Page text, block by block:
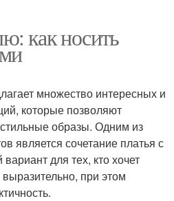
как носить
множество интересных и
которые позволяют
образы. Одним из
является сочетание платья с
для тех, кто хочет
при этом